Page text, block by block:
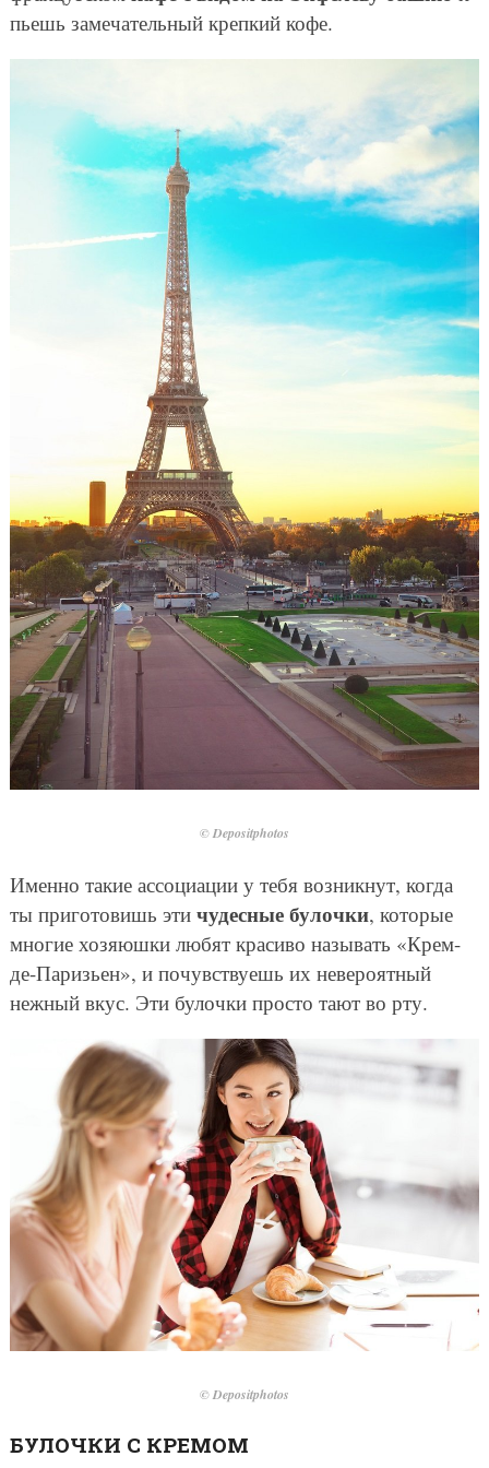
пьешь замечательный крепкий кофе.
© Depositphotos
Именно такие ассоциации у тебя возникнут, когда
ты приготовишь эти чудесные булочки, которые
многие хозяюшки любят красиво называть «Крем-
де-Паризьен», и почувствуешь их невероятный
нежный вкус. Эти булочки просто тают во рту.
© Depositphotos
БУЛОЧКИ С КРЕМОМ